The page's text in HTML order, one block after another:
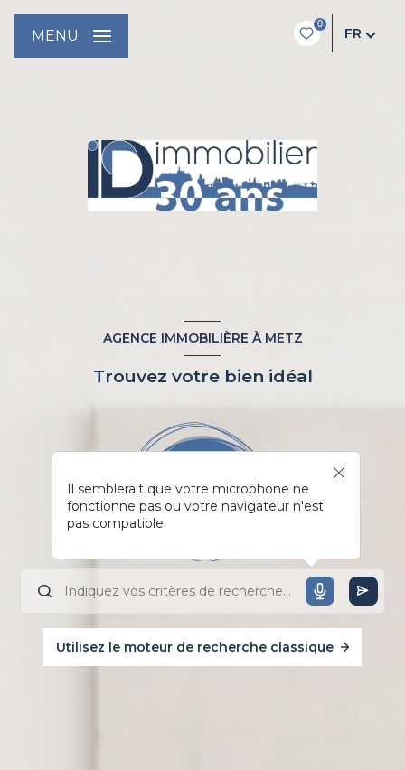
0
FR
MENU
AGENCE IMMOBILIÈRE À METZ
Trouvez votre bien idéal
Il semblerait que votre microphone ne
fonctionne pas ou votre navigateur n'est
pas compatible
Utilisez le moteur de recherche classique